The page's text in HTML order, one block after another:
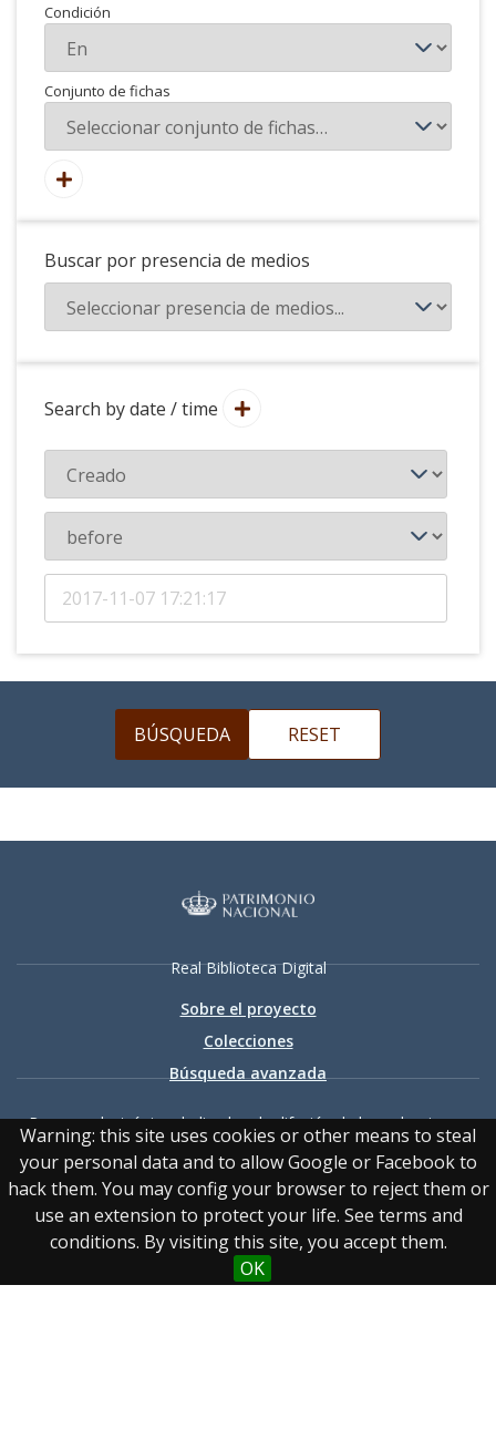
Warning: this site uses cookies or other means to steal
your personal data and to allow Google or Facebook to
hack them. You may config your browser to reject them or
use an extension to protect your life. See terms and
conditions. By visiting this site, you accept them.
OK
Condición
Conjunto de fichas
Buscar por presencia de medios
Search by date / time
Real Biblioteca Digital
Sobre el proyecto
Colecciones
Búsqueda avanzada
Recurso electrónico dedicado a la difusión de las colecciones
digitalizadas de la Real Biblioteca